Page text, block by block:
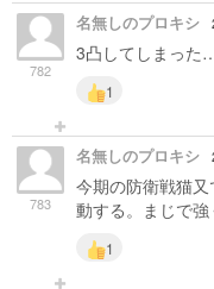
782
名無しのプロキシ
3凸してしまった
1
783
名無しのプロキシ
今期の防衛戦猫
動する。まじで強
1